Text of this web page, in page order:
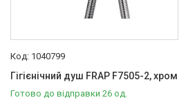
Кухонні мийки
Матеріали для влаштування
теплої підлоги
Запірно-регулююча
1040799
Гігієнічний душ FRAP F7505-2, хром
Готово до відправки 26 од.